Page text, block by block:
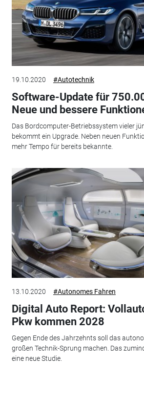
19.10.2020 #Autotechnik
Software-Update für
Neue und bessere
Das Bordcomputer-Betriebssystem vieler
bekommt ein Upgrade. Neben neuen
mehr Tempo für bereits bekannte.
13.10.2020 #Autonomes Fahren
Digital Auto Report:
Pkw kommen 2028
Gegen Ende des Jahrzehnts soll das
großen Technik-Sprung machen. Das
eine neue Studie.